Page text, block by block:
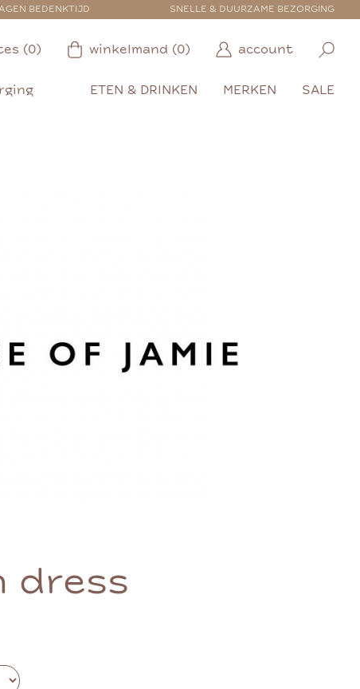
BEDENKTIJD SNELLE & DUURZAME BEZORGING
(0) winkelmand (0) account
ETEN & DRINKEN MERKEN SALE
dress